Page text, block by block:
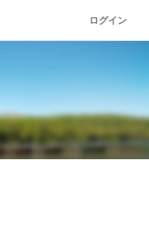
ログイン